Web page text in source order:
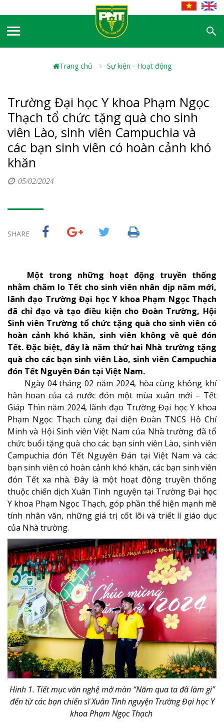
Trang chủ Sự kiện - Hoạt động
Trường Đại học Y khoa Phạm Ngọc
Thạch tổ chức tặng quà cho sinh
viên Lào, sinh viên Campuchia và
các bạn sinh viên có hoàn cảnh khó
khăn
05/02/2024
SHARE
Một trong những hoạt động truyền thống
nhằm chăm lo Tết cho sinh viên nhân dịp năm mới,
lãnh đạo Trường Đại học Y khoa Phạm Ngọc Thạch
đã chỉ đạo và tạo điều kiện cho Đoàn Trường, Hội
Sinh viên Trường tổ chức tặng quà cho sinh viên có
hoàn cảnh khó khăn, sinh viên không về quê đón
Tết. Đặc biệt, đây là năm thứ hai Nhà trường tặng
quà cho các bạn sinh viên Lào, sinh viên Campuchia
đón Tết Nguyên Đán tại Việt Nam.
Ngày 04 tháng 02 năm 2024, hòa cùng không khí
hân hoan của cả nước đón một mùa xuân mới – Tết
Giáp Thìn năm 2024, lãnh đạo Trường Đại học Y khoa
Phạm Ngọc Thạch cùng đại diện Đoàn TNCS Hồ Chí
Minh và Hội Sinh viên Việt Nam của Nhà trường đã tổ
chức buổi tặng quà cho các bạn sinh viên Lào, sinh viên
Campuchia đón Tết Nguyên Đán tại Việt Nam và các
bạn sinh viên có hoàn cảnh khó khăn, các bạn sinh viên
đón Tết xa nhà. Đây là một hoạt động truyền thống
thuộc chiến dịch Xuân Tình nguyện tại Trường Đại học
Y khoa Phạm Ngọc Thạch, góp phần thể hiện mạnh mẽ
tính nhân văn, những giá trị cốt lõi và triết lí giáo dục
của Nhà trường.
Hình 1. Tiết mục văn nghệ mở màn “Năm qua ta đã làm gì”
đến từ các bạn chiến sĩ Xuân Tình nguyện Trường Đại học Y
khoa Phạm Ngọc Thạch